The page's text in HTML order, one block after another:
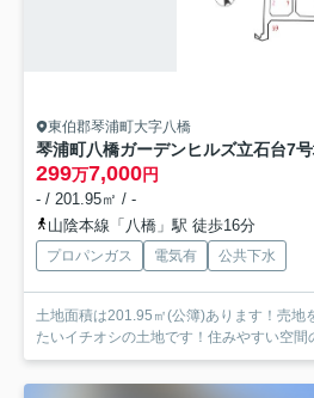
東伯郡琴浦町大字八橋
琴浦町八橋ガーデンヒルズ立石台7
299万7,000円
- / 201.95㎡ / -
山陰本線「八橋」駅 徒歩16分
プロパンガス 電気有 公共下水
土地面積は201.95㎡(公簿)あります！売地
たいイチオシの土地です！住みやすい空間